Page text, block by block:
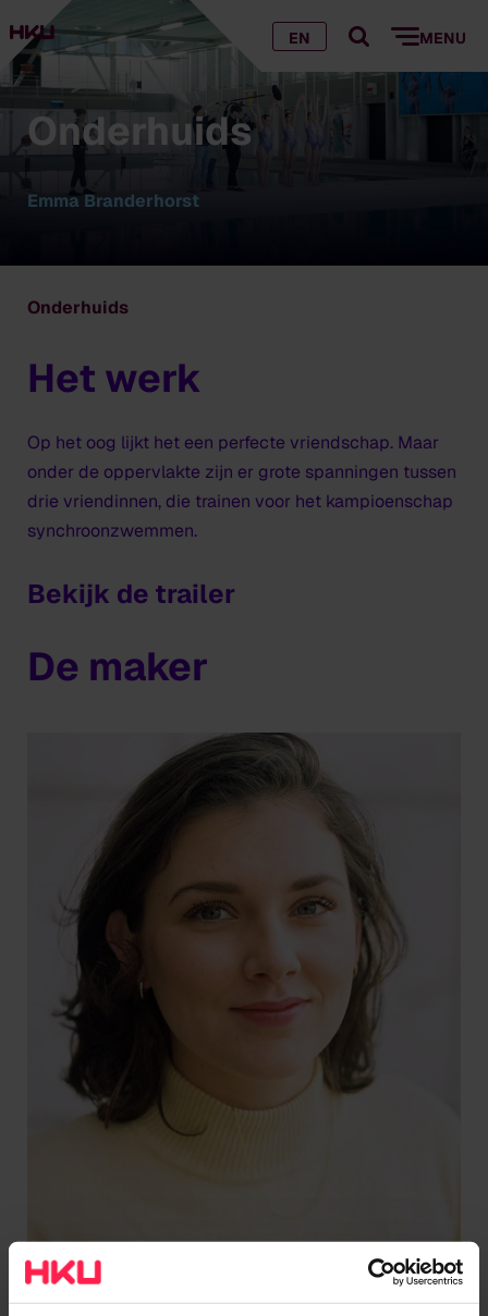
EN MENU
Onderhuids
Emma Branderhorst
Onderhuids
Het werk
Op het oog lijkt het een perfecte vriendschap. Maar
onder de oppervlakte zijn er grote spanningen tussen
drie vriendinnen, die trainen voor het kampioenschap
synchroonzwemmen.
Bekijk de trailer
De maker